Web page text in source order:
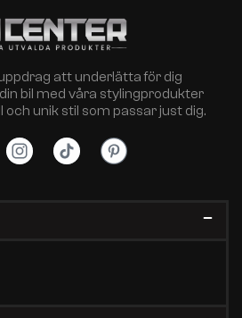
att underlätta för dig
bil med våra stylingprodukter
och unik stil som passar just dig.